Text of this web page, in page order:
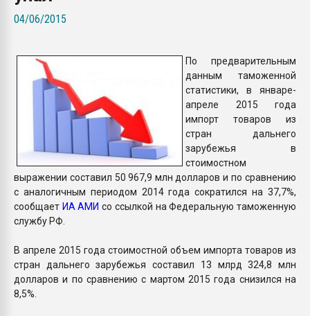
ПЕРЕЙТИ НА
04/06/2015
По предварительным
данным таможенной
статистики, в январе-
апреле 2015 года
импорт товаров из
стран дальнего
зарубежья в
стоимостном
выражении составил 50 967,9 млн долларов и по сравнению
с аналогичным периодом 2014 года сократился на 37,7%,
сообщает ИА АМИ со ссылкой на Федеральную таможенную
службу РФ.
В апреле 2015 года стоимостной объем импорта товаров из
стран дальнего зарубежья составил 13 млрд 324,8 млн
долларов и по сравнению с мартом 2015 года снизился на
8,5%.